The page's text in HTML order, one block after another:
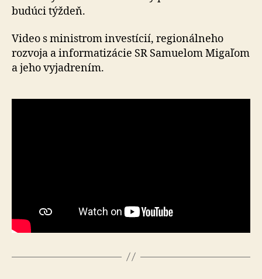
budúci týždeň.
Video s ministrom investícií, regionálneho
rozvoja a in­for­ma­ti­zá­cie SR Samuelom Migaľom
a jeho vyjadrením.